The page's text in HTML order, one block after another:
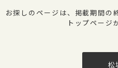
お探しのページは、掲載期間の
トップページ
松